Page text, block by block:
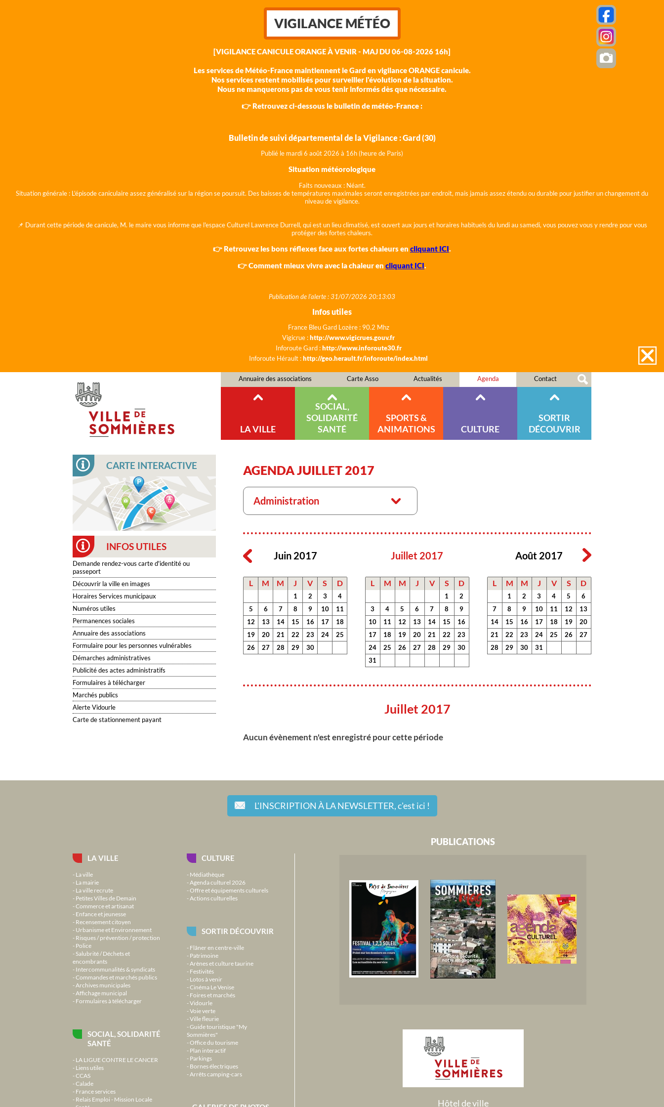
VIGILANCE MÉTÉO
[VIGILANCE CANICULE ORANGE À VENIR - MAJ DU 06-08-2026 16h]
Les services de Météo-France maintiennent le Gard en vigilance ORANGE canicule.
Nos services restent mobilisés pour surveiller l'évolution de la situation.
Nous ne manquerons pas de vous tenir informés dès que nécessaire.
👉 Retrouvez ci-dessous le bulletin de météo-France :
Bulletin de suivi départemental de la Vigilance : Gard (30)
Publié le mardi 6 août 2026 à 16h (heure de Paris)
Situation météorologique
Faits nouveaux : Néant.
Situation générale : L'épisode caniculaire assez généralisé sur la région se poursuit. Des baisses de températures maximales seront enregistrées par endroit, mais jamais assez étendu ou durable pour justifier un changement du
niveau de vigilance.
📌 Durant cette période de canicule, M. le maire vous informe que l'espace Culturel Lawrence Durrell, qui est un lieu climatisé, est ouvert aux jours et horaires habituels du lundi au samedi, vous pouvez vous y rendre pour vous
protéger des fortes chaleurs.
👉 Retrouvez les bons réflexes face aux fortes chaleurs en cliquant ICI.
👉 Comment mieux vivre avec la chaleur en cliquant ICI.
Publication de l'alerte : 31/07/2026 20:13:03
Infos utiles
France Bleu Gard Lozère : 90.2 Mhz
Vigicrue :http://www.vigicrues.gouv.fr
Inforoute Gard :http://www.inforoute30.fr
Inforoute Hérault :http://geo.herault.fr/inforoute/index.html
Annuaire des associations Carte Asso Actualités Agenda Contact
LA VILLE
SOCIAL,
SOLIDARITÉ
SANTÉ
SPORTS &
ANIMATIONS
CULTURE
SORTIR
DÉCOUVRIR
CARTE INTERACTIVE
INFOS UTILES
Demande rendez-vous carte d'identité ou
passeport
Découvrir la ville en images
Horaires Services municipaux
Numéros utiles
Permanences sociales
Annuaire des associations
Formulaire pour les personnes vulnérables
Démarches administratives
Publicité des actes administratifs
Formulaires à télécharger
Marchés publics
Alerte Vidourle
Carte de stationnement payant
AGENDA JUILLET 2017
Administration
Juin 2017
L M M J V S D
1 2 3
4
5
6 7 8 9 10
11
12
13 14 15 16 17
18
19
20 21 22 23 24
25
26
27 28 29 30
Juillet 2017
L M M J V S D
1
2
3
4 5 6 7 8
9
10
11 12 13 14 15
16
17
18 19 20 21 22
23
24
25 26 27 28 29
30
31
Août 2017
L M M J V S D
1 2 3 4 5
6
7
8 9 10 11 12
13
14
15 16 17 18 19
20
21
22 23 24 25 26
27
28
29 30 31
Juillet 2017
Aucun évènement n'est enregistré pour cette période
L'INSCRIPTION À LA NEWSLETTER,c'est ici !
LA VILLE
La ville
La mairie
La ville recrute
Petites Villes de Demain
Commerce et artisanat
Enfance et jeunesse
Recensement citoyen
Urbanisme et Environnement
Risques / prévention / protection
Police
Salubrité / Déchets et
encombrants
Intercommunalités & syndicats
Commandes et marchés publics
Archives municipales
Affichage municipal
Formulaires à télécharger
SOCIAL, SOLIDARITÉ
SANTÉ
LA LIGUE CONTRE LE CANCER
Liens utiles
CCAS
Calade
France services
Relais Emploi - Mission Locale
CULTURE
Médiathèque
Agenda culturel 2026
Offre et équipements culturels
Actions culturelles
SORTIR DÉCOUVRIR
Flâner en centre-ville
Patrimoine
Arènes et culture taurine
Festivités
Lotos à venir
Cinéma Le Venise
Foires et marchés
Vidourle
Voie verte
Ville fleurie
Guide touristique "My
Sommières"
Office du tourisme
Plan interactif
Parkings
Bornes électriques
Arrêts camping-cars
PUBLICATIONS
Hôtel de ville